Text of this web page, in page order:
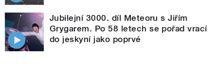
Jubilejní 3000. díl Meteoru s Jiřím
Grygarem. Po 58 letech se pořad vrací
do jeskyní jako poprvé